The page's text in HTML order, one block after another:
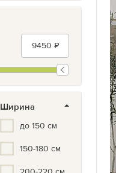
Ширина
до 150 см
150-180 см